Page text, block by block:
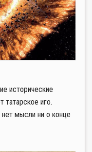
исторические
татарское иго.
мысли ни о конце